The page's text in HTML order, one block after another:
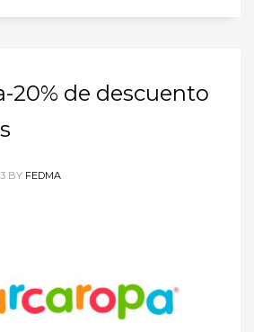
20% de descuento
BY FEDMA